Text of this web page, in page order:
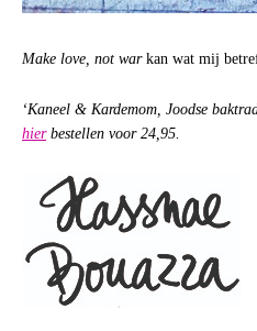
Make love, not warkan wat mij
‘Kaneel & Kardemom, Joodse
hierbestellen voor 24,95.